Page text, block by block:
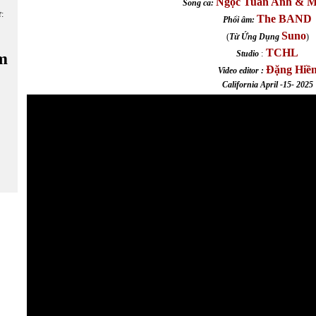
Song ca:
Phối âm: The BAND
(Từ Ứng Dụng Suno)
Studio : TCHL
Video editor : Đặng Hiền
California April -15- 2025